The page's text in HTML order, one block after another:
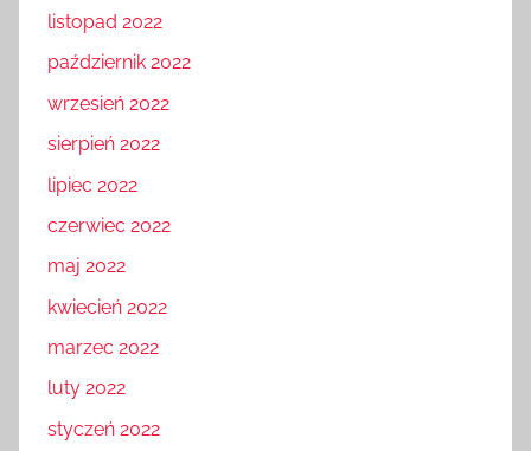
listopad 2022
październik 2022
wrzesień 2022
sierpień 2022
lipiec 2022
czerwiec 2022
maj 2022
kwiecień 2022
marzec 2022
luty 2022
styczeń 2022